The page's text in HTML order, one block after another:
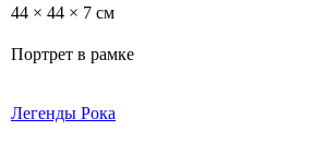
44 × 44 × 7 см
Портрет в рамке
Легенды Рока